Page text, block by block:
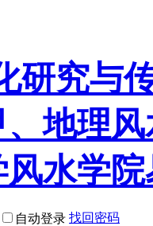
自动登录 找回密码